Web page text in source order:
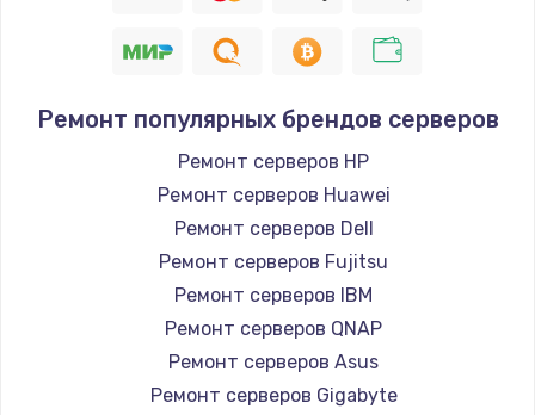
Замена шим-контроллера
Заказать
1200 руб.
Заказать
Установка драйверов
950 руб.
Заказать
Ремонт популярных брендов серверов
Ремонт серверов HP
Ремонт серверов Huawei
Ремонт серверов Dell
Ремонт серверов Fujitsu
Ремонт серверов IBM
Ремонт серверов QNAP
Ремонт серверов Asus
Ремонт серверов Gigabyte